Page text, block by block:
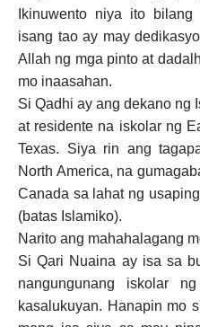
Ikinuwento niya ito
isang tao ay may
Allah ng mga pinto at
mo inaasahan.
Si Qadhi ay ang dekano ng
at residente na iskolar ng
Texas. Siya rin ang
North America, na
Canada sa lahat ng
(batas Islamiko).
Narito ang mahahalagang
Si Qari Nuaina ay isa sa
nangungunang iskolar
kasalukuyan. Hanapin mo